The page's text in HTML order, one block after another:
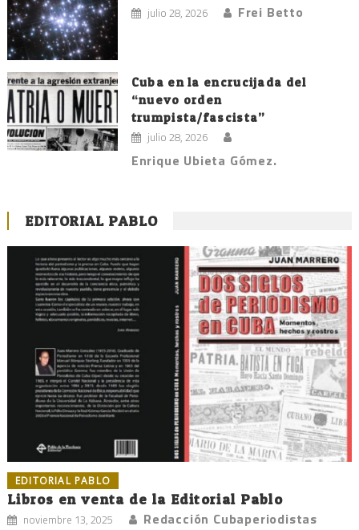
julio 28, 2026 Frei Betto
Cuba en la encrucijada del
“nuevo orden
trumpista/fascista”
julio 28, 2026
Enrique Ubieta Gómez.
EDITORIAL PABLO
EDITORIAL PABLO
Libros en venta de la Editorial Pablo
noviembre 13, 2025 Redacción Cubaperiodistas